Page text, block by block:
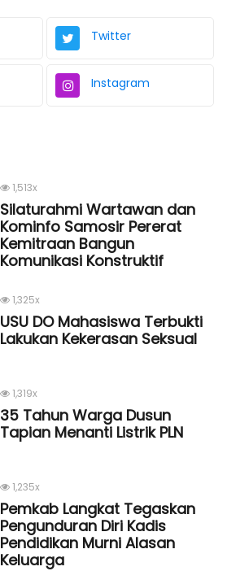
Twitter
Instagram
1,513x
Silaturahmi Wartawan dan
Kominfo Samosir Pererat
Kemitraan Bangun
Komunikasi Konstruktif
1,325x
USU DO Mahasiswa Terbukti
Lakukan Kekerasan Seksual
1,319x
35 Tahun Warga Dusun
Tapian Menanti Listrik PLN
1,235x
Pemkab Langkat Tegaskan
Pengunduran Diri Kadis
Pendidikan Murni Alasan
Keluarga